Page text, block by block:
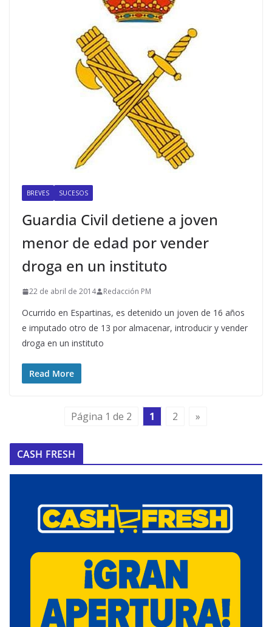
BREVES SUCESOS
Guardia Civil detiene a joven
menor de edad por vender
droga en un instituto
22 de abril de 2014 Redacción PM
Ocurrido en Espartinas, es detenido un joven de 16 años
e imputado otro de 13 por almacenar, introducir y vender
droga en un instituto
Read More
Página 1 de 2 1 2 »
CASH FRESH